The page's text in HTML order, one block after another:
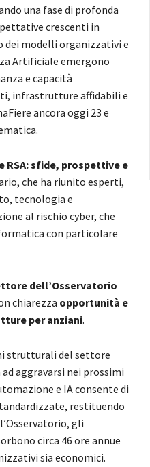
una fase di profonda
crescenti in
dei modelli organizzativi e
Artificiale emergono
e capacità
infrastrutture affidabili e
ancora oggi 23 e
sfide, prospettive e
che ha riunito esperti,
tecnologia e
al rischio cyber, che
con particolare
dell’Osservatorio
chiarezza opportunità e
per anziani.
strutturali del settore
aggravarsi nei prossimi
e IA consente di
restituendo
gli
circa 46 ore annue
sia economici.